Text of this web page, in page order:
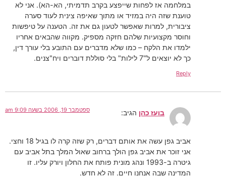
במלחמה אז לפחות שייפצע בקרב תדמיתי, הא-הא). אני לא
טוענת שזה היה במזיד או מתוך שאיפה צינית לעוד סערה
ציבורית, למרות שאפשר לטעון גם את זה. הטענה על טיפשות
וחוסר מקצועיות שלהם חזקה מספיק. מקווה שהבאים אחריו
ילמדו את הלקח – כמו שלא מדברים עם התובע בלי עורך דין,
כך לא יוצאים ל"7 לילות" בלי סוללת דוברים ויח"צנים.
Reply
בועז כהן הגיב: ספטמבר 19, 2006 בשעה 9:09 am
אביב גפן עשה את אותם דברים, רק שזה קרה לו בגיל 18 וחצי.
אני זוכר את אביב גפן הולך ברחוב שאול המלך בתל אביב עם
גיטרה ב-1993 ונהג מונית פותח את החלון ויורק עליו. זו
המדינה שבה אנחנו חיים. זה לא חדש.